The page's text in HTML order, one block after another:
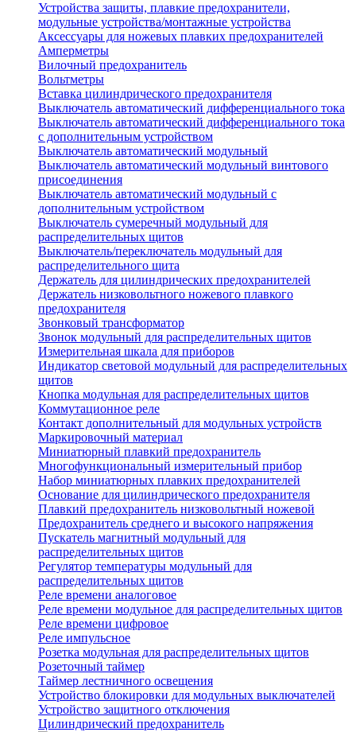
Устройства защиты, плавкие предохранители,
модульные устройства/монтажные устройства
Аксессуары для ножевых плавких предохранителей
Амперметры
Вилочный предохранитель
Вольтметры
Вставка цилиндрического предохранителя
Выключатель автоматический дифференциального тока
Выключатель автоматический дифференциального тока
с дополнительным устройством
Выключатель автоматический модульный
Выключатель автоматический модульный винтового
присоединения
Выключатель автоматический модульный с
дополнительным устройством
Выключатель сумеречный модульный для
распределительных щитов
Выключатель/переключатель модульный для
распределительного щита
Держатель для цилиндрических предохранителей
Держатель низковольтного ножевого плавкого
предохранителя
Звонковый трансформатор
Звонок модульный для распределительных щитов
Измерительная шкала для приборов
Индикатор световой модульный для распределительных
щитов
Кнопка модульная для распределительных щитов
Коммутационное реле
Контакт дополнительный для модульных устройств
Маркировочный материал
Миниатюрный плавкий предохранитель
Многофункциональный измерительный прибор
Набор миниатюрных плавких предохранителей
Основание для цилиндрического предохранителя
Плавкий предохранитель низковольтный ножевой
Предохранитель среднего и высокого напряжения
Пускатель магнитный модульный для
распределительных щитов
Регулятор температуры модульный для
распределительных щитов
Реле времени аналоговое
Реле времени модульное для распределительных щитов
Реле времени цифровое
Реле импульсное
Розетка модульная для распределительных щитов
Розеточный таймер
Таймер лестничного освещения
Устройство блокировки для модульных выключателей
Устройство защитного отключения
Цилиндрический предохранитель